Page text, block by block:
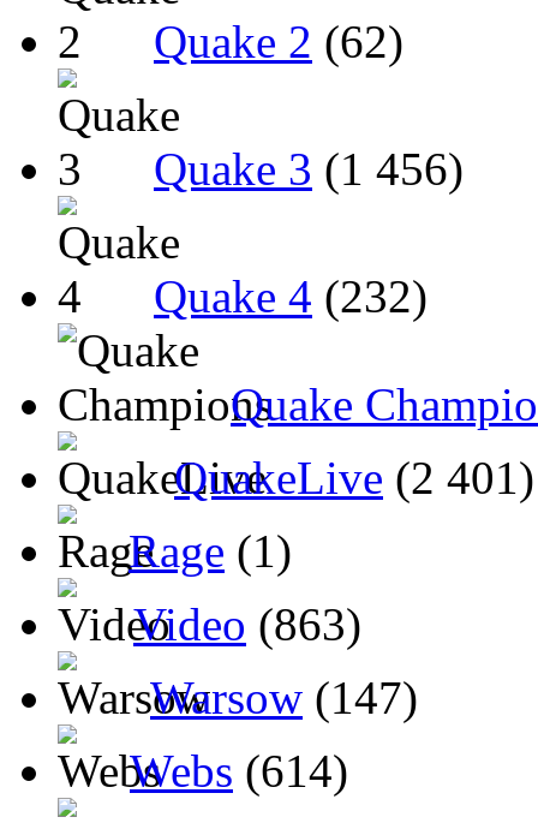
Quake 2 (62)
Quake 3 (1 456)
Quake 4 (232)
Quake
QuakeLive (2 401)
Rage (1)
Video (863)
Warsow (147)
Webs (614)